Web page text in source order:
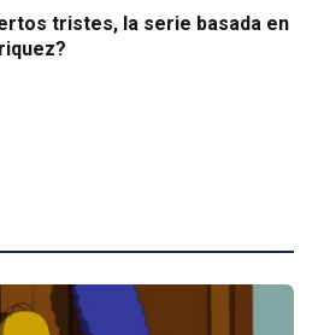
tristes, la serie basada en